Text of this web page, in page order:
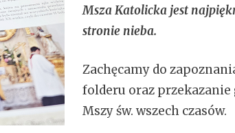
Msza Katolicka jest
stronie nieba.
Zachęcamy do
folderu oraz
Mszy św. wszech czasów.